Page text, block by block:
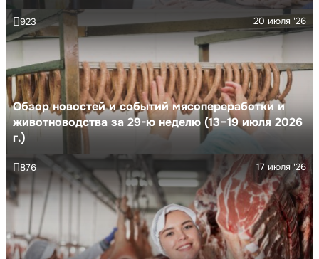
Обзор новостей и событий мясопереработки и
животноводства за 29-ю неделю (13–19 июля 2026
г.)
20 июля '26
923
17 июля '26
876